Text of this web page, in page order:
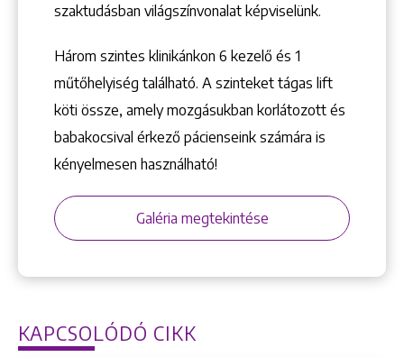
szaktudásban világszínvonalat képviselünk.
Három szintes klinikánkon 6 kezelő ­és 1
műtőhelyiség található. A szinteket tágas lift
köti össze, amely mozgásukban korlátozott és
babakocsival érkező pácienseink számára is
kényelmesen használható!
Galéria megtekintése
KAPCSOLÓDÓ CIKK